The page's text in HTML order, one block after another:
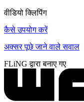
वीडियो क्लिपिंग
कैसे उपयोग करें
अक्सर पूछे जाने वाले सवाल
FLiNG द्वारा बनाए गए